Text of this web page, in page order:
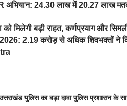
अभियान: 24.30 लाख में 20.27 लाख
को मिलेगी बड़ी राहत, कर्णप्रयाग और
2026: 2.19 करोड़ से अधिक शिवभक्तों ने
पुलिस का बड़ा दावा पुलिस प्रशासन के